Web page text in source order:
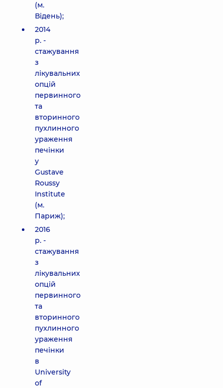
(м.
Відень);
2014
р. -
стажування
з
лікувальних
опцій
первинного
та
вторинного
пухлинного
ураження
печінки
у
Gustave
Roussy
Institute
(м.
Париж);
2016
р. -
стажування
з
лікувальних
опцій
первинного
та
вторинного
пухлинного
ураження
печінки
в
University
of